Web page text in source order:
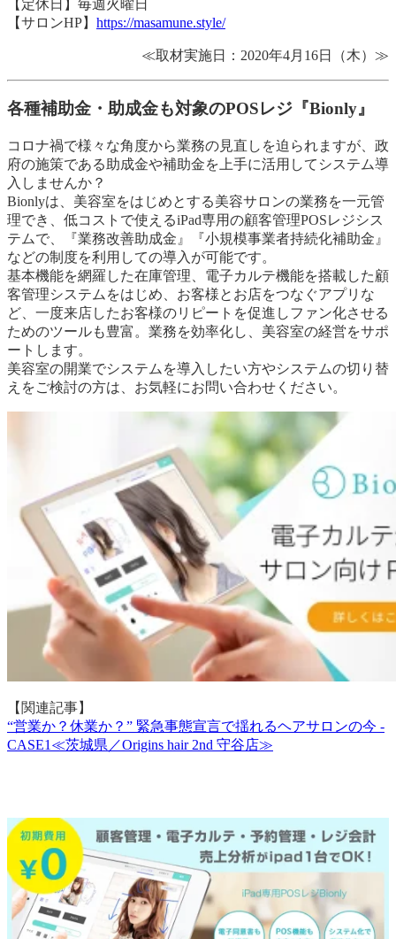
【定休日】毎週火曜日
【サロンHP】 https://masamune.style/
≪取材実施日：2020年4月16日（木）≫
各種補助金・助成金も対象のPOSレジ『Bionly』
コロナ禍で様々な角度から業務の見直しを迫られますが、政
府の施策である助成金や補助金を上手に活用してシステム導
入しませんか？
Bionlyは、美容室をはじめとする美容サロンの業務を一元管
理でき、低コストで使えるiPad専用の顧客管理POSレジシス
テムで、『業務改善助成金』『小規模事業者持続化補助金』
などの制度を利用しての導入が可能です。
基本機能を網羅した在庫管理、電子カルテ機能を搭載した顧
客管理システムをはじめ、お客様とお店をつなぐアプリな
ど、一度来店したお客様のリピートを促進しファン化させる
ためのツールも豊富。業務を効率化し、美容室の経営をサポ
ートします。
美容室の開業でシステムを導入したい方やシステムの切り替
えをご検討の方は、お気軽にお問い合わせください。
【関連記事】
“営業か？休業か？” 緊急事態宣言で揺れるヘアサロンの今 -
CASE1≪茨城県／Origins hair 2nd 守谷店≫